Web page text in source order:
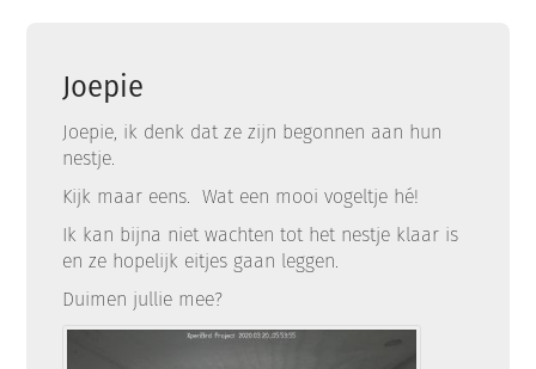
Joepie
Joepie, ik denk dat ze zijn begonnen aan hun
nestje.
Kijk maar eens. Wat een mooi vogeltje hé!
Ik kan bijna niet wachten tot het nestje klaar is
en ze hopelijk eitjes gaan leggen.
Duimen jullie mee?